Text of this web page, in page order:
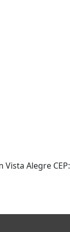
Vista Alegre CEP: